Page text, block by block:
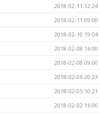
2018-02-11 12:24
2018-02-11 09:00
2018-02-10 19:04
2018-02-08 16:00
2018-02-08 09:00
2018-02-06 20:23
2018-02-05 10:21
2018-02-02 16:00